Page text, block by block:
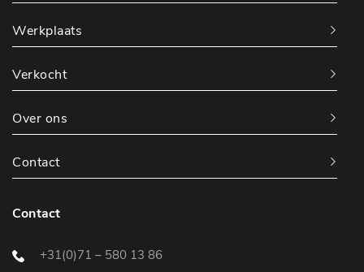
Werkplaats
Verkocht
Over ons
Contact
Contact
+31(0)71 – 580 13 86